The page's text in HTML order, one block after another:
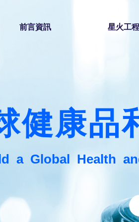
前言資訊 星火工程
健康品
a Global Health